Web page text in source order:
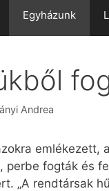
Egyházunk
Andrea
perbe fogták és
„A rendtársak